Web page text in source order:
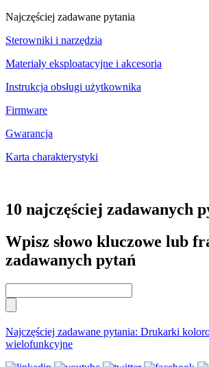
Najczęściej zadawane pytania
Sterowniki i narzędzia
Materiały eksploatacyjne i akcesoria
Instrukcja obsługi użytkownika
Firmware
Gwarancja
Karta charakterystyki
10 najczęściej zadawanych
Wpisz słowo kluczowe lub
zadawanych pytań
Najczęściej zadawane pytania: Drukarki
wielofunkcyjne